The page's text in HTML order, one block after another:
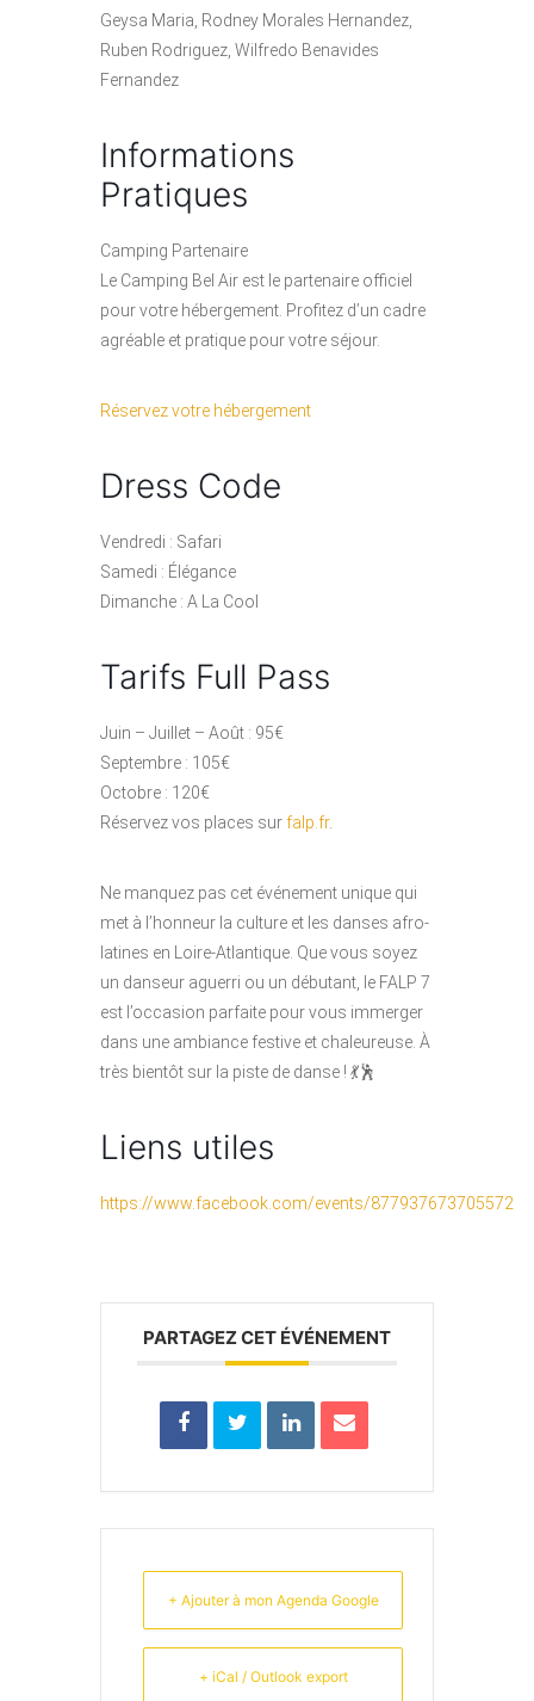
Geysa Maria, Rodney Morales Hernandez,
Ruben Rodriguez, Wilfredo Benavides
Fernandez
Informations
Pratiques
Camping Partenaire
Le Camping Bel Air est le partenaire officiel
pour votre hébergement. Profitez d’un cadre
agréable et pratique pour votre séjour.
Réservez votre hébergement
Dress Code
Vendredi : Safari
Samedi : Élégance
Dimanche : A La Cool
Tarifs Full Pass
Juin – Juillet – Août : 95€
Septembre : 105€
Octobre : 120€
Réservez vos places surfalp.fr.
Ne manquez pas cet événement unique qui
met à l’honneur la culture et les danses afro-
latines en Loire-Atlantique. Que vous soyez
un danseur aguerri ou un débutant, le FALP 7
est l’occasion parfaite pour vous immerger
dans une ambiance festive et chaleureuse. À
très bientôt sur la piste de danse ! 💃🕺
Liens utiles
https://www.facebook.com/events/877937673705572
PARTAGEZ CET ÉVÉNEMENT
+ Ajouter à mon Agenda Google
+ iCal / Outlook export